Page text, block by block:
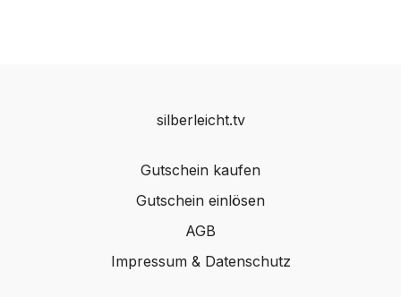
silberleicht.tv
Gutschein kaufen
Gutschein einlösen
AGB
Impressum & Datenschutz